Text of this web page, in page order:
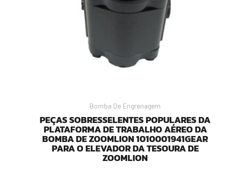
Bomba De Engrenagem
PEÇAS SOBRESSELENTES POPULARES DA
PLATAFORMA DE TRABALHO AÉREO DA
BOMBA DE ZOOMLION 1010001941GEAR
PARA O ELEVADOR DA TESOURA DE
ZOOMLION